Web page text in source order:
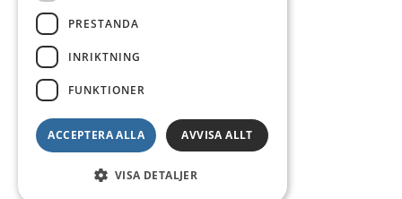
PRESTANDA
INRIKTNING
FUNKTIONER
ACCEPTERA ALLA AVVISA ALLT
VISA DETALJER